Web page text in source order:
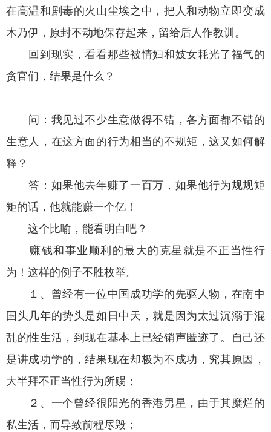
在高温和剧毒的火山尘埃之中，把人和动物立即变成
木乃伊，原封不动地保存起来，留给后人作教训。
回到现实，看看那些被情妇和妓女耗光了福气的
贪官们，结果是什么？
问：我见过不少生意做得不错，各方面都不错的
生意人，在这方面的行为相当的不规矩，这又如何解
释？
答：如果他去年赚了一百万，如果他行为规规矩
矩的话，他就能赚一个亿！
这个比喻，能看明白吧？
赚钱和事业顺利的最大的克星就是不正当性行
为！这样的例子不胜枚举。
１、曾经有一位中国成功学的先驱人物，在南中
国头几年的势头是如日中天，就是因为太过沉溺于混
乱的性生活，到现在基本上已经销声匿迹了。自己还
是讲成功学的，结果现在却极为不成功，究其原因，
大半拜不正当性行为所赐；
２、一个曾经很阳光的香港男星，由于其糜烂的
私生活，而导致前程尽毁；